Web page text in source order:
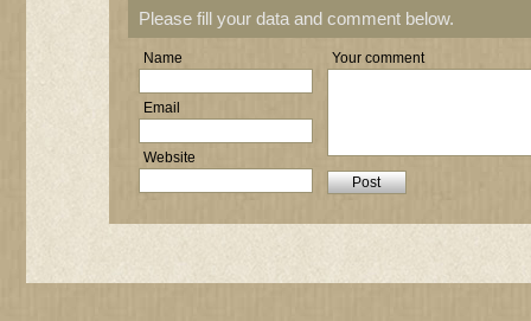
Please fill your data and comment below.
Name
Email
Website
Your comment